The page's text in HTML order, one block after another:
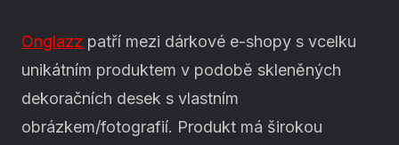
Onglazz patří mezi dárkové e-shopy s vcelku
unikátním produktem v podobě skleněných
dekoračních desek s vlastním
obrázkem/fotografií. Produkt má širokou